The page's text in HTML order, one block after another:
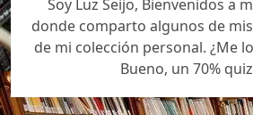
Soy Luz Seijo, Bienvenidos a
donde comparto algunos de
de mi colección personal. ¿Me
Bueno, un 70%